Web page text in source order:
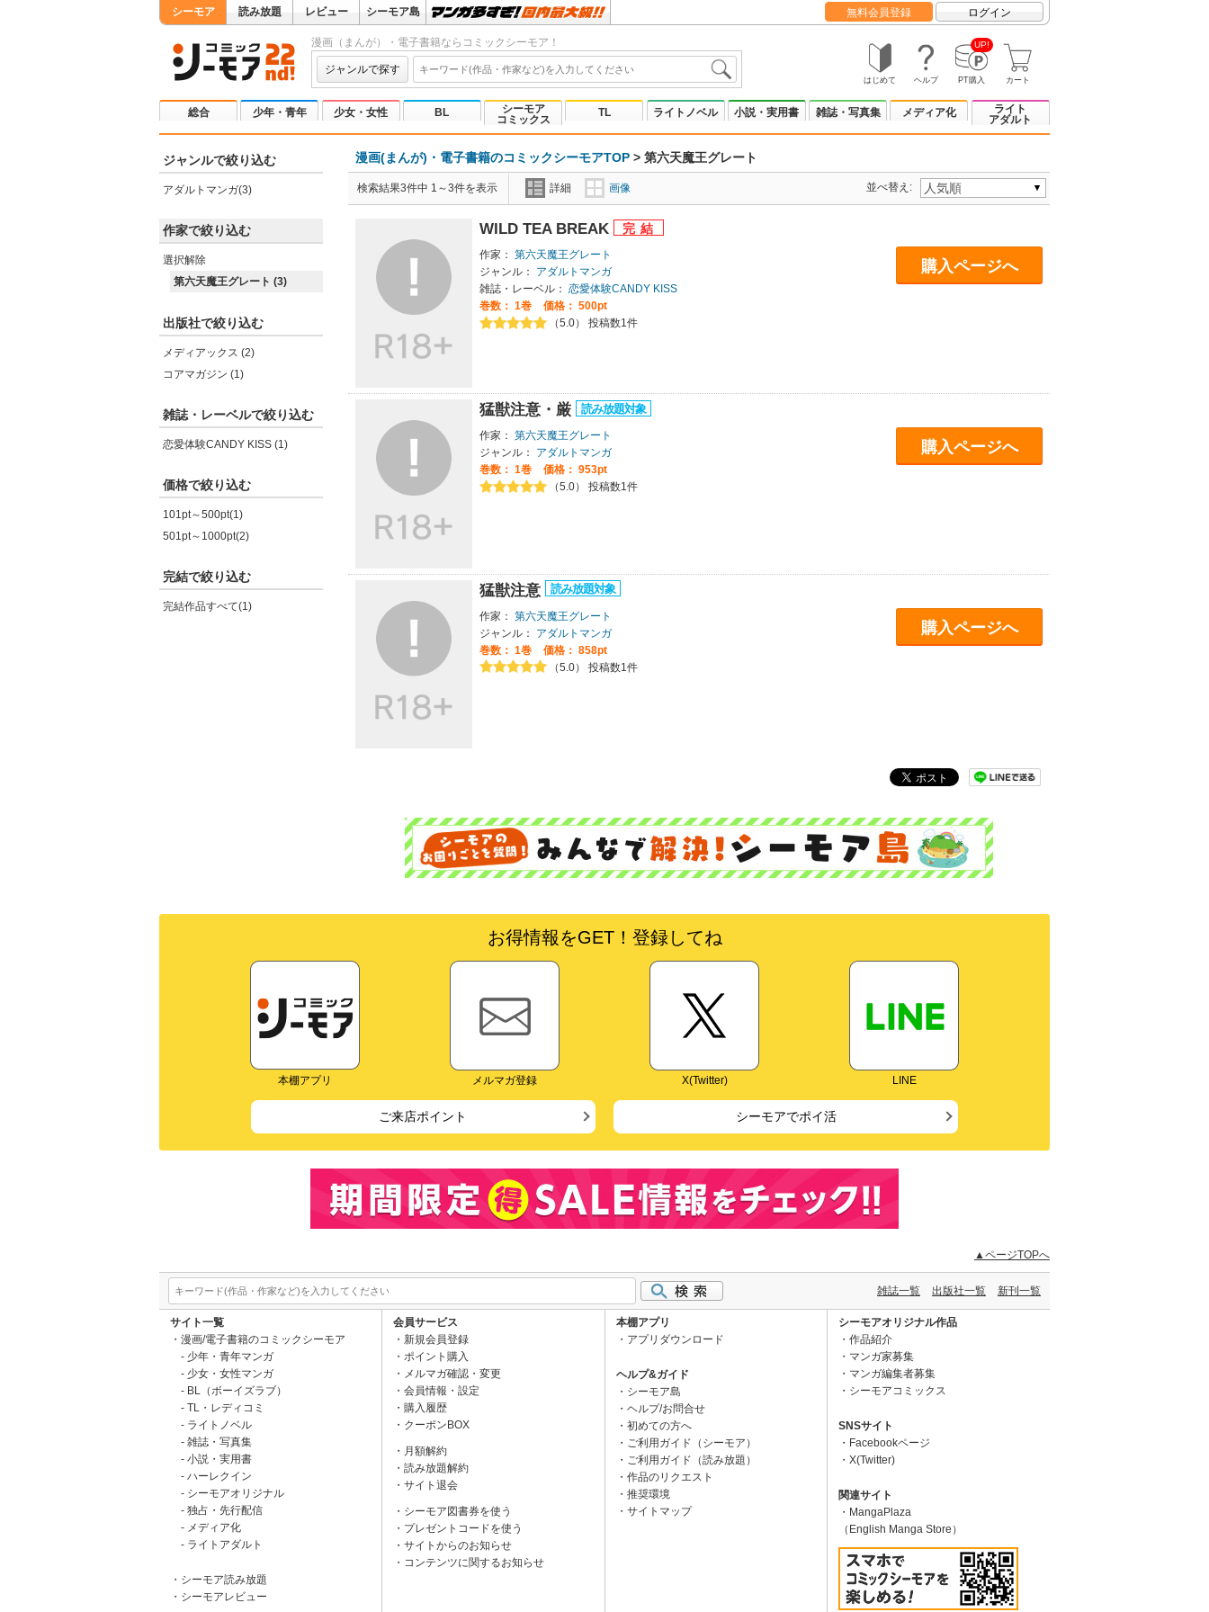
シーモア 読み放題 レビュー シーモア島 無料会員登録 ログイン
漫画（まんが）・電子書籍ならコミックシーモア！
ジャンルで探す
はじめて ヘルプ
UP!
PT購入 カート
総合 少年・青年 少女・女性 BL
シーモア
コミックス
TL ライトノベル 小説・実用書 雑誌・写真集 メディア化
ライト
アダルト
ジャンルで絞り込む
アダルトマンガ(3)
作家で絞り込む
選択解除
第六天魔王グレート (3)
出版社で絞り込む
メディアックス (2)
コアマガジン (1)
雑誌・レーベルで絞り込む
恋愛体験CANDY KISS (1)
価格で絞り込む
101pt～500pt(1)
501pt～1000pt(2)
完結で絞り込む
完結作品すべて(1)
漫画(まんが)・電子書籍のコミックシーモアTOP > 第六天魔王グレート
検索結果3件中 1～3件を表示 詳細 画像 並べ替え:
WILD TEA BREAK
作家： 第六天魔王グレート
ジャンル：
アダルトマンガ
雑誌・レーベル： 恋愛体験CANDY KISS
巻数： 1巻
価格： 500pt
（5.0） 投稿数1件
購入ページへ
猛獣注意・厳
作家： 第六天魔王グレート
ジャンル：
アダルトマンガ
巻数： 1巻
価格： 953pt
（5.0） 投稿数1件
購入ページへ
猛獣注意
作家： 第六天魔王グレート
ジャンル：
アダルトマンガ
巻数： 1巻
価格： 858pt
（5.0） 投稿数1件
購入ページへ
お得情報をGET！登録してね
本棚アプリ メルマガ登録 X(Twitter) LINE
ご来店ポイント シーモアでポイ活
▲ページTOPへ
雑誌一覧 出版社一覧 新刊一覧
サイト一覧
漫画/電子書籍のコミックシーモア
少年・青年マンガ
少女・女性マンガ
BL（ボーイズラブ）
TL・レディコミ
ライトノベル
雑誌・写真集
小説・実用書
ハーレクイン
シーモアオリジナル
独占・先行配信
メディア化
ライトアダルト
シーモア読み放題
シーモアレビュー
会員サービス
新規会員登録
ポイント購入
メルマガ確認・変更
会員情報・設定
購入履歴
クーポンBOX
月額解約
読み放題解約
サイト退会
シーモア図書券を使う
プレゼントコードを使う
サイトからのお知らせ
コンテンツに関するお知らせ
本棚アプリ
アプリダウンロード
ヘルプ&ガイド
シーモア島
ヘルプ/お問合せ
初めての方へ
ご利用ガイド（シーモア）
ご利用ガイド（読み放題）
作品のリクエスト
推奨環境
サイトマップ
シーモアオリジナル作品
作品紹介
マンガ家募集
マンガ編集者募集
シーモアコミックス
SNSサイト
Facebookページ
X(Twitter)
関連サイト
MangaPlaza
（English Manga Store）